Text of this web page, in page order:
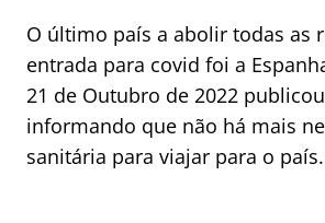
O último país a abolir todas as
entrada para covid foi a
21 de Outubro de 2022
informando que não há mais
sanitária para viajar para o país.